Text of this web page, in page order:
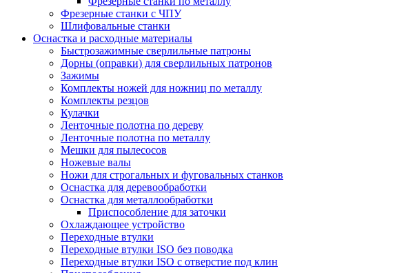
Фрезерные станки с ЧПУ
Шлифовальные станки
Оснастка и расходные материалы
Быстрозажимные сверлильные патроны
Дорны (оправки) для сверлильных патронов
Зажимы
Комплекты ножей для ножниц по металлу
Комплекты резцов
Кулачки
Ленточные полотна по дереву
Ленточные полотна по металлу
Мешки для пылесосов
Ножевые валы
Ножи для строгальных и фуговальных станков
Оснастка для деревообработки
Оснастка для металлообработки
Приспособление для заточки
Охлаждающее устройство
Переходные втулки
Переходные втулки ISO без поводка
Переходные втулки ISO с отверстие под клин